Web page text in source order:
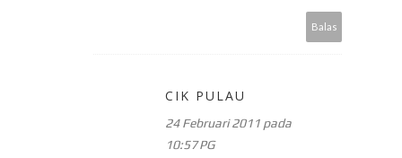
Balas
CIK PULAU
24 Februari 2011 pada
10:57 PG